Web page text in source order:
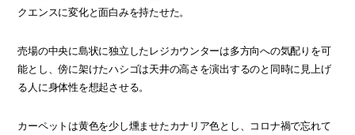
クエンスに変化と面白みを持たせた。
売場の中央に島状に独立したレジカウンターは多方向への気配りを可
能とし、傍に架けたハシゴは天井の高さを演出するのと同時に見上げ
る人に身体性を想起させる。
カーペットは黄色を少し燻ませたカナリア色とし、コロナ禍で忘れて